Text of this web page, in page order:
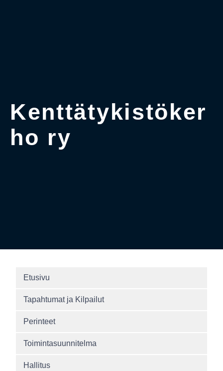
Kenttätykistöker
ho ry
Etusivu
Tapahtumat ja Kilpailut
Perinteet
Toimintasuunnitelma
Hallitus